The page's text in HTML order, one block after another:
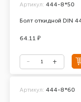
Болт откидной DIN
Артикул: 444-8*50
64.11 ₽
Артикул: 444-8*60